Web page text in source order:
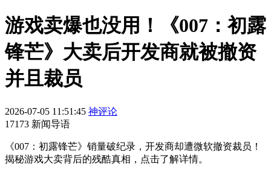
游戏卖爆也没用！《007：初露
锋芒》大卖后开发商就被撤资
并且裁员
2026-07-05 11:51:45 神评论
17173 新闻导语
《007：初露锋芒》销量破纪录，开发商却遭微软撤资裁员！
揭秘游戏大卖背后的残酷真相，点击了解详情。